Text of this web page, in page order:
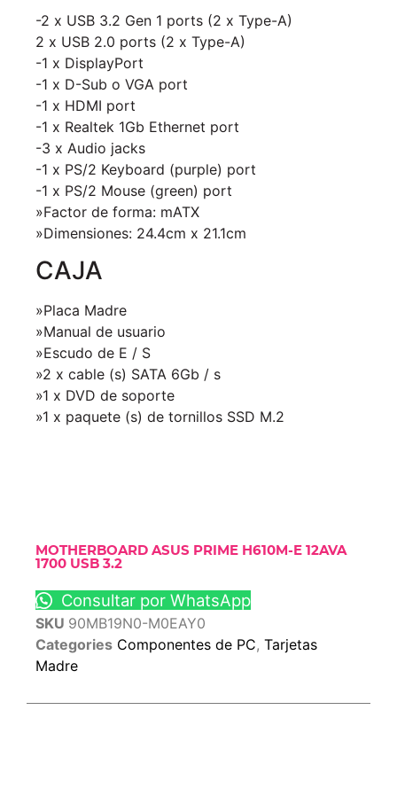
-2 x USB 3.2 Gen 1 ports (2 x Type-A)
2 x USB 2.0 ports (2 x Type-A)
-1 x DisplayPort
-1 x D-Sub o VGA port
-1 x HDMI port
-1 x Realtek 1Gb Ethernet port
-3 x Audio jacks
-1 x PS/2 Keyboard (purple) port
-1 x PS/2 Mouse (green) port
»Factor de forma: mATX
»Dimensiones: 24.4cm x 21.1cm
CAJA
»Placa Madre
»Manual de usuario
»Escudo de E / S
»2 x cable (s) SATA 6Gb / s
»1 x DVD de soporte
»1 x paquete (s) de tornillos SSD M.2
MOTHERBOARD ASUS PRIME H610M-E 12AVA
1700 USB 3.2
Consultar por WhatsApp
SKU 90MB19N0-M0EAY0
Categories Componentes de PC, Tarjetas
Madre